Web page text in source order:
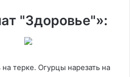
"Здоровье"»:
терке. Огурцы нарезать на